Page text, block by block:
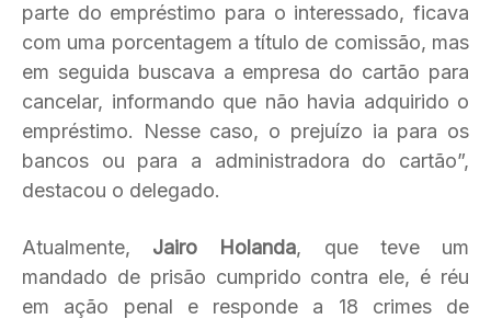
parte do empréstimo para o interessado, ficava
com uma porcentagem a título de comissão, mas
em seguida buscava a empresa do cartão para
cancelar, informando que não havia adquirido o
empréstimo. Nesse caso, o prejuízo ia para os
bancos ou para a administradora do cartão”,
destacou o delegado.
Atualmente, Jairo Holanda, que teve um
mandado de prisão cumprido contra ele, é réu
em ação penal e responde a 18 crimes de